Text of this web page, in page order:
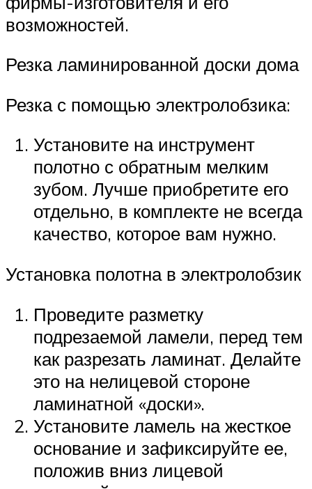
возможностей.
Резка ламинированной доски дома
Резка с помощью электролобзика:
Установите на инструмент
полотно с обратным мелким
зубом. Лучше приобретите его
отдельно, в комплекте не всегда
качество, которое вам нужно.
Установка полотна в электролобзик
Проведите разметку
подрезаемой ламели, перед тем
как разрезать ламинат. Делайте
это на нелицевой стороне
ламинатной «доски».
Установите ламель на жесткое
основание и зафиксируйте ее,
положив вниз лицевой